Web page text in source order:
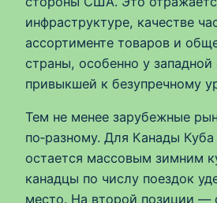
инфраструктуре, качестве
ассортименте товаров и
страны, особенно у западной
привыкшей к безупречному
Тем не менее зарубежные
по‑разному. Для Канады
остается массовым зимним
канадцы по числу поездок
место. На второй позиции —